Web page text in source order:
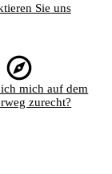
Sie uns
mich auf dem
zurecht?